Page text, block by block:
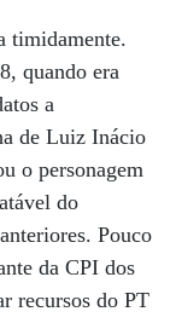
timidamente.
quando era
a
de Luiz Inácio
o personagem
do
Pouco
da CPI dos
recursos do PT